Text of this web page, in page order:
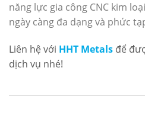
năng lực gia công CNC kim
ngày càng đa dạng và phức
Liên hệ với HHT Metals để
dịch vụ nhé!